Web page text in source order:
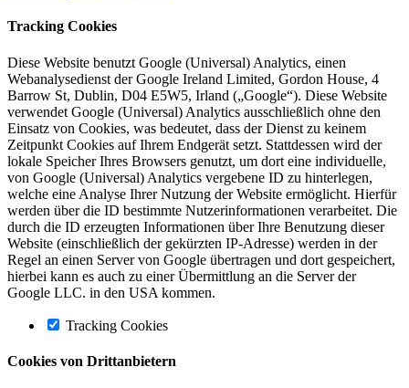
Tracking Cookies
Diese Website benutzt Google (Universal) Analytics, einen
Webanalysedienst der Google Ireland Limited, Gordon House, 4
Barrow St, Dublin, D04 E5W5, Irland („Google“). Diese Website
verwendet Google (Universal) Analytics ausschließlich ohne den
Einsatz von Cookies, was bedeutet, dass der Dienst zu keinem
Zeitpunkt Cookies auf Ihrem Endgerät setzt. Stattdessen wird der
lokale Speicher Ihres Browsers genutzt, um dort eine individuelle,
von Google (Universal) Analytics vergebene ID zu hinterlegen,
welche eine Analyse Ihrer Nutzung der Website ermöglicht. Hierfür
werden über die ID bestimmte Nutzerinformationen verarbeitet. Die
durch die ID erzeugten Informationen über Ihre Benutzung dieser
Website (einschließlich der gekürzten IP-Adresse) werden in der
Regel an einen Server von Google übertragen und dort gespeichert,
hierbei kann es auch zu einer Übermittlung an die Server der
Google LLC. in den USA kommen.
Tracking Cookies
Cookies von Drittanbietern